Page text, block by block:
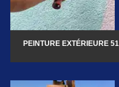
PEINTURE EXTÉRIEURE 51